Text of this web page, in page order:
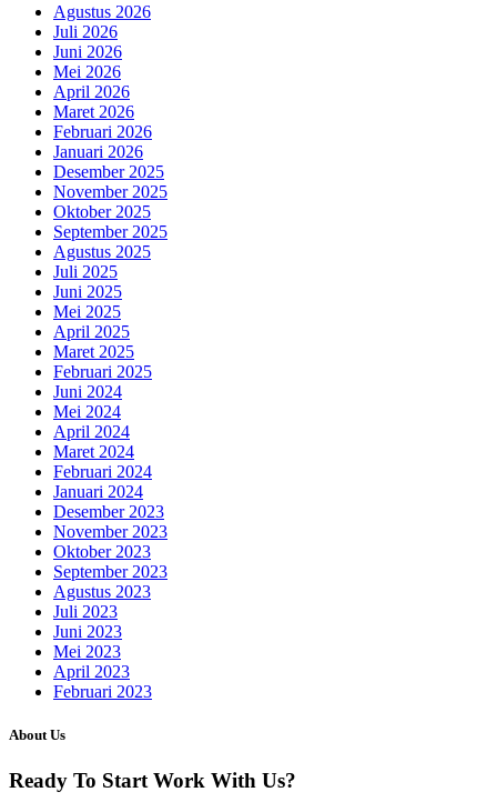
Agustus 2026
Juli 2026
Juni 2026
Mei 2026
April 2026
Maret 2026
Februari 2026
Januari 2026
Desember 2025
November 2025
Oktober 2025
September 2025
Agustus 2025
Juli 2025
Juni 2025
Mei 2025
April 2025
Maret 2025
Februari 2025
Juni 2024
Mei 2024
April 2024
Maret 2024
Februari 2024
Januari 2024
Desember 2023
November 2023
Oktober 2023
September 2023
Agustus 2023
Juli 2023
Juni 2023
Mei 2023
April 2023
Februari 2023
About Us
Ready To Start Work With Us?